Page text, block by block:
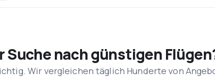
Suche nach günstigen
Wir vergleichen täglich Hunderte von